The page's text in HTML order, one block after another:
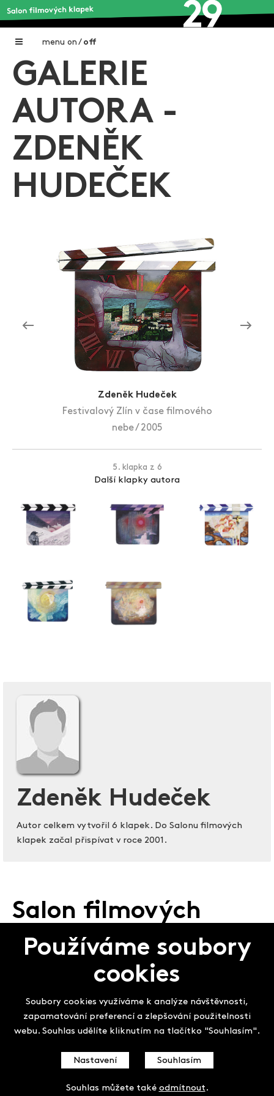
menu on / off
Home
Galerie filmových klapek
Autoři filmových klapek
O projektu
Aktuality
Zlín Film Festival
GALERIE
AUTORA -
ZDENĚK
HUDEČEK
Zdeněk Hudeček
Festivalový Zlín v čase filmového
nebe / 2005
5. klapka z 6
Další klapky autora
Zdeněk Hudeček
Autor celkem vytvořil 6 klapek. Do Salonu filmových
klapek začal přispívat v roce 2001.
Salon filmových
klapek
Používáme soubory
cookies
Soubory cookies využíváme k analýze návštěvnosti,
zapamatování preferencí a zlepšování použitelnosti
webu. Souhlas udělíte kliknutím na tlačítko "Souhlasím".
Nastavení Souhlasím
Souhlas můžete také odmítnout .